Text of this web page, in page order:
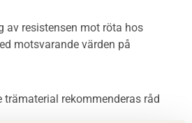
av resistensen mot röta hos
motsvarande värden på
trämaterial rekommenderas råd